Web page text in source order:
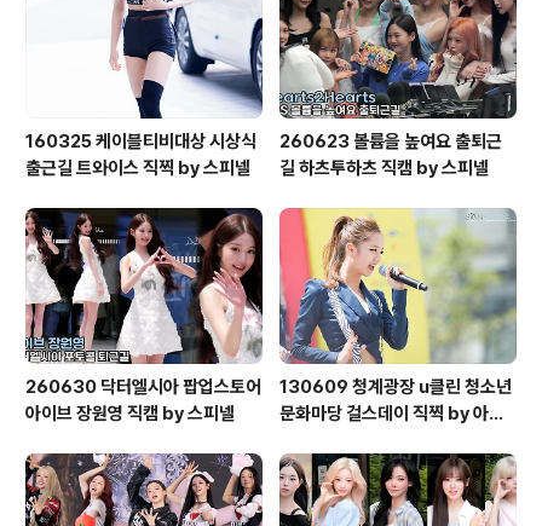
160325 케이블티비대상 시상식
출근길 트와이스 직찍 by 스피넬
260623 볼륨을 높여요 출퇴근
길 하츠투하츠 직캠 by 스피넬
260630 닥터엘시아 팝업스토어
아이브 장원영 직캠 by 스피넬
130609 청계광장 u클린 청소년
문화마당 걸스데이 직찍 by 아데